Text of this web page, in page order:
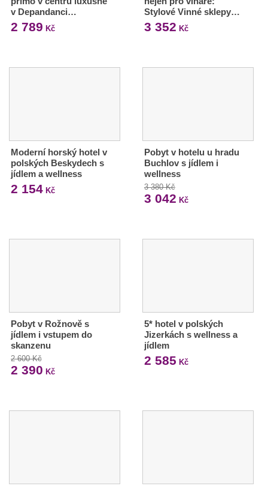
v Depandanci…
2 789 Kč
Stylové Vinné sklepy…
3 352 Kč
Moderní horský hotel v
polských Beskydech s
jídlem a wellness
2 154 Kč
Pobyt v hotelu u hradu
Buchlov s jídlem i
wellness
3 380 Kč
3 042 Kč
Pobyt v Rožnově s
jídlem i vstupem do
skanzenu
2 600 Kč
2 390 Kč
5* hotel v polských
Jizerkách s wellness a
jídlem
2 585 Kč